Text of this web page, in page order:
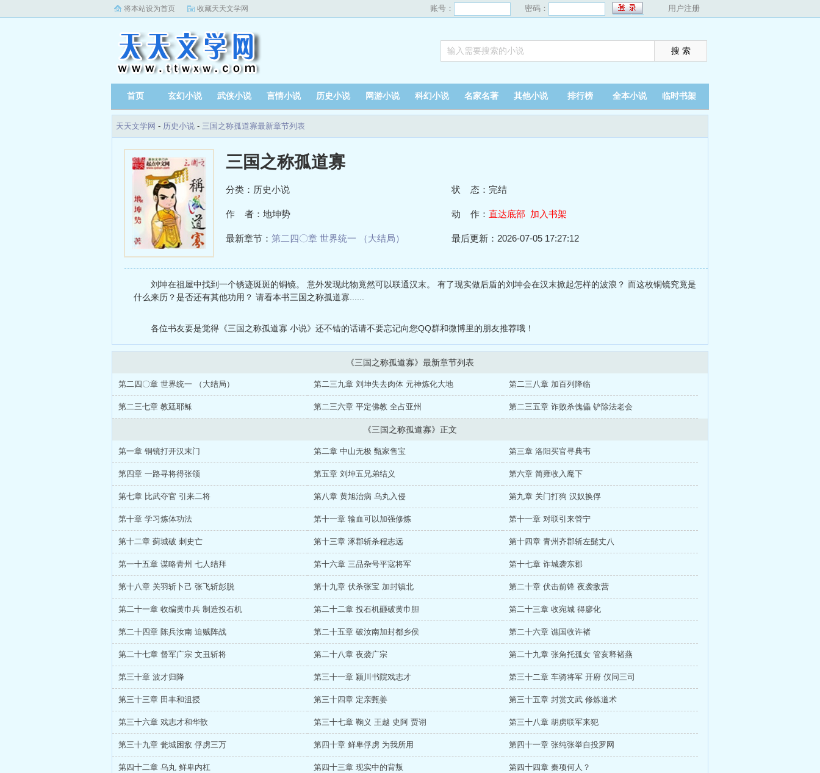
将本站设为首页 收藏天天文学网 账号： 密码： 用户注册
首页 玄幻小说 武侠小说 言情小说 历史小说 网游小说 科幻小说 名家名著 其他小说 排行榜 全本小说 临时书架
天天文学网 - 历史小说 - 三国之称孤道寡最新章节列表
三国之称孤道寡
分类：历史小说 状 态：完结
作 者：地坤势 动 作： 直达底部 加入书架
最新章节： 第二四〇章 世界统一 （大结局） 最后更新：2026-07-05 17:27:12
刘坤在祖屋中找到一个锈迹斑斑的铜镜。 意外发现此物竟然可以联通汉末。 有了现实做后盾的刘坤会在汉末掀起怎样的波浪？ 而这枚铜镜究竟是
什么来历？是否还有其他功用？ 请看本书三国之称孤道寡......
各位书友要是觉得《三国之称孤道寡 小说》还不错的话请不要忘记向您QQ群和微博里的朋友推荐哦！
《三国之称孤道寡》最新章节列表
第二四〇章 世界统一 （大结局） 第二三九章 刘坤失去肉体 元神炼化大地 第二三八章 加百列降临
第二三七章 教廷耶稣 第二三六章 平定佛教 全占亚州 第二三五章 诈败杀傀儡 铲除法老会
《三国之称孤道寡》正文
第一章 铜镜打开汉末门 第二章 中山无极 甄家售宝 第三章 洛阳买官寻典韦
第四章 一路寻将得张颌 第五章 刘坤五兄弟结义 第六章 简雍收入麾下
第七章 比武夺官 引来二将 第八章 黄旭治病 乌丸入侵 第九章 关门打狗 汉奴换俘
第十章 学习炼体功法 第十一章 输血可以加强修炼 第十一章 对联引来管宁
第十二章 蓟城破 刺史亡 第十三章 涿郡斩杀程志远 第十四章 青州齐郡斩左髭丈八
第一十五章 谋略青州 七人结拜 第十六章 三品杂号平寇将军 第十七章 诈城袭东郡
第十八章 关羽斩卜己 张飞斩彭脱 第十九章 伏杀张宝 加封镇北 第二十章 伏击前锋 夜袭敌营
第二十一章 收编黄巾兵 制造投石机 第二十二章 投石机砸破黄巾胆 第二十三章 收宛城 得廖化
第二十四章 陈兵汝南 迫贼阵战 第二十五章 破汝南加封都乡侯 第二十六章 谯国收许褚
第二十七章 督军广宗 文丑斩将 第二十八章 夜袭广宗 第二十九章 张角托孤女 管亥释褚燕
第三十章 波才归降 第三十一章 颍川书院戏志才 第三十二章 车骑将军 开府 仪同三司
第三十三章 田丰和沮授 第三十四章 定亲甄姜 第三十五章 封赏文武 修炼道术
第三十六章 戏志才和华歆 第三十七章 鞠义 王越 史阿 贾诩 第三十八章 胡虏联军来犯
第三十九章 瓮城困敌 俘虏三万 第四十章 鲜卑俘虏 为我所用 第四十一章 张纯张举自投罗网
第四十二章 乌丸 鲜卑内杠 第四十三章 现实中的背叛 第四十四章 秦项何人？